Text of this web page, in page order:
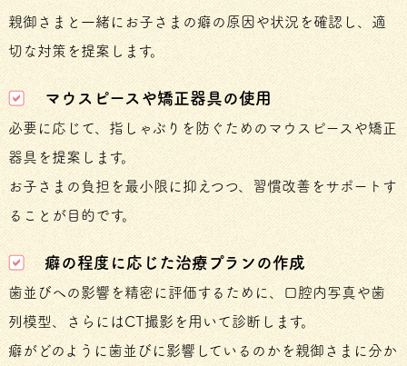
親御さまと一緒にお子さまの癖の原因や状況を確認し、適
切な対策を提案します。
マウスピースや矯正器具の使用
必要に応じて、指しゃぶりを防ぐためのマウスピースや矯正
器具を提案します。
お子さまの負担を最小限に抑えつつ、習慣改善をサポートす
ることが目的です。
癖の程度に応じた治療プランの作成
歯並びへの影響を精密に評価するために、口腔内写真や歯
列模型、さらにはCT撮影を用いて診断します。
癖がどのように歯並びに影響しているのかを親御さまに分か